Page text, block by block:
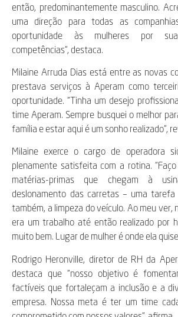
então, predominantemente masculino.
uma direção para todas as
oportunidade às mulheres por
competências”, destaca.
Milaine Arruda Dias está entre as novas
prestava serviços à Aperam como
oportunidade. “Tinha um desejo
time Aperam. Sempre busquei o melhor
família e estar aqui é um sonho realizado”,
Milaine exerce o cargo de operadora
plenamente satisfeita com a rotina.
matérias-primas que chegam à
deslonamento das carretas – uma
também, a limpeza do veículo. Ao meu ver,
era um trabalho até então realizado por
muito bem. Lugar de mulher é onde ela
Rodrigo Heronville, diretor de RH da
destaca que “nosso objetivo é
factíveis que fortaleçam a inclusão e a
empresa. Nossa meta é ter um time